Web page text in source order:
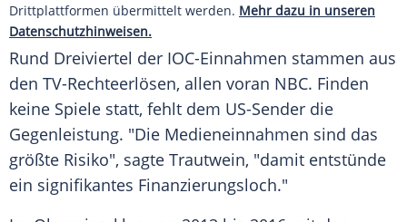
Drittplattformen übermittelt werden. Mehr dazu in unseren
Datenschutzhinweisen.
Rund Dreiviertel der IOC-Einnahmen stammen aus
den TV-Rechteerlösen, allen voran NBC. Finden
keine Spiele statt, fehlt dem US-Sender die
Gegenleistung. "Die Medieneinnahmen sind das
größte Risiko", sagte Trautwein, "damit entstünde
ein signifikantes Finanzierungsloch."